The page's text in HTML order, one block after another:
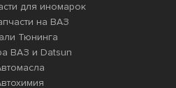
для иномарок
на ВАЗ
Тюнинга
ВАЗ и Datsun